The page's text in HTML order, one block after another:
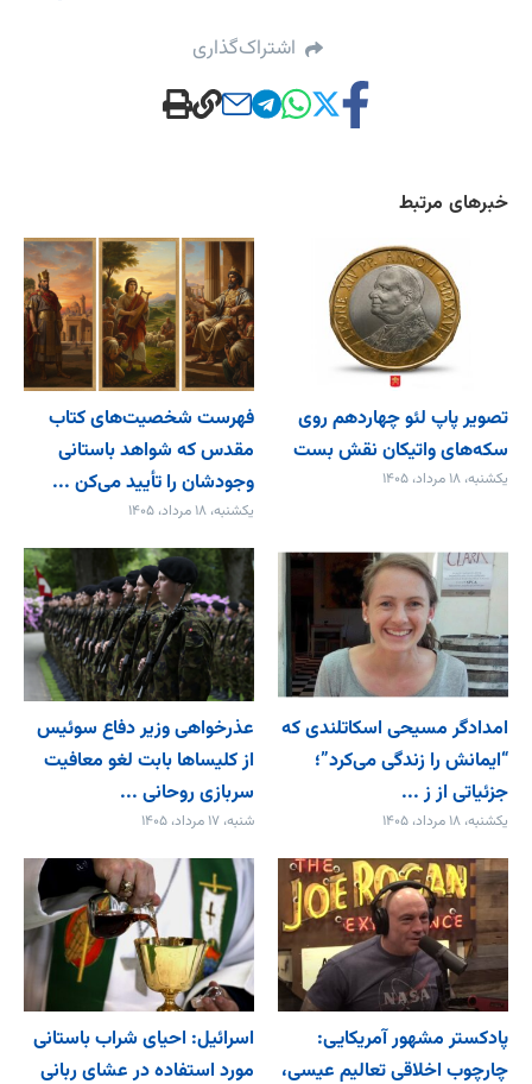
اشتراک‌گذاری
خبرهای مرتبط
تصویر پاپ لئو چهاردهم روی
سکه‌های واتیکان نقش بست
یکشنبه، ۱۸ مرداد، ۱۴۰۵
فهرست شخصیت‌های کتاب
مقدس که شواهد باستانی
وجودشان را تأیید می‌کن ...
یکشنبه، ۱۸ مرداد، ۱۴۰۵
امدادگر مسیحی اسکاتلندی که
“ایمانش را زندگی می‌کرد”؛
جزئیاتی از ز ...
یکشنبه، ۱۸ مرداد، ۱۴۰۵
عذرخواهی وزیر دفاع سوئیس
از کلیساها بابت لغو معافیت
سربازی روحانی ...
شنبه، ۱۷ مرداد، ۱۴۰۵
پادکستر مشهور آمریکایی:
چارچوب اخلاقی تعالیم عیسی،
اسرائیل: احیای شراب باستانی
مورد استفاده در عشای ربانی